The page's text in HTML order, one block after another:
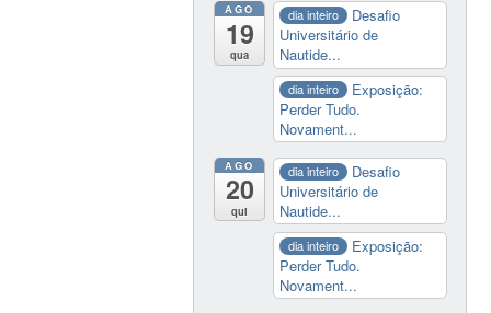
AGO
19
qua
dia inteiro
Desafio
Universitário de
Nautide...
dia inteiro
Exposição:
Perder Tudo.
Novament...
AGO
20
qui
dia inteiro
Desafio
Universitário de
Nautide...
dia inteiro
Exposição:
Perder Tudo.
Novament...